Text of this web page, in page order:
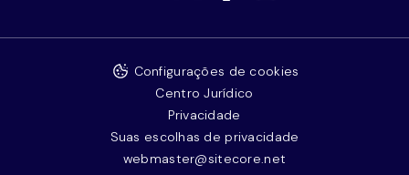
Configurações de cookies
Centro Jurídico
Privacidade
Suas escolhas de privacidade
webmaster@sitecore.net